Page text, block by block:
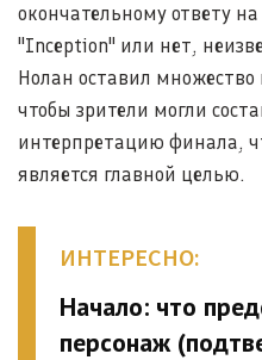
окончательному ответу
"Inception" или нет,
Нолан оставил
чтобы зрители могли
интерпретацию финала,
является главной целью.
ИНТЕРЕСНО:
Начало: что
персонаж